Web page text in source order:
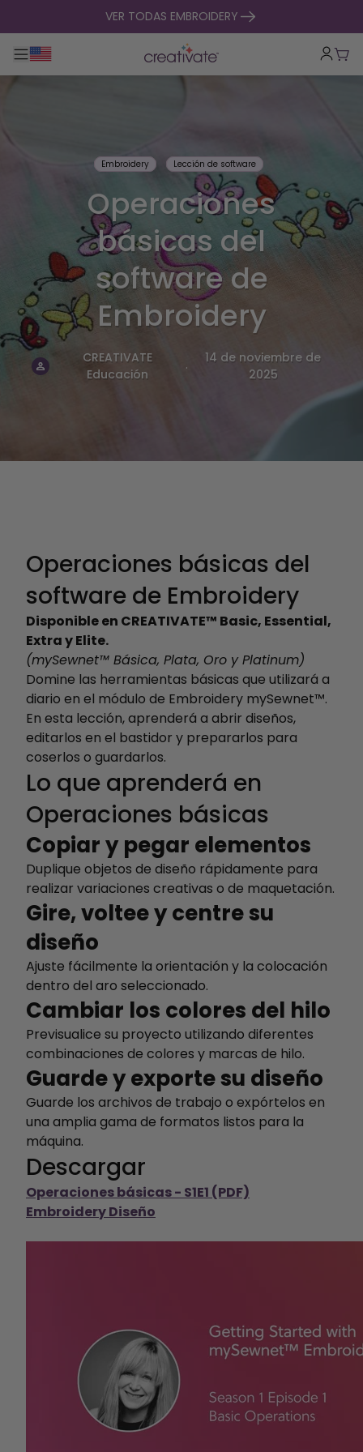
VER TODAS EMBROIDERY
Alternar navegación principal
Embroidery Lección de software
Operaciones
básicas del
software de
Embroidery
CREATIVATE
Educación
.
14 de noviembre de
2025
Operaciones básicas del
software de Embroidery
Disponible en CREATIVATE™ Basic, Essential,
Extra y Elite.
(mySewnet™ Básica, Plata, Oro y Platinum)
Domine las herramientas básicas que utilizará a
diario en el módulo de Embroidery mySewnet™.
En esta lección, aprenderá a abrir diseños,
editarlos en el bastidor y prepararlos para
coserlos o guardarlos.
Lo que aprenderá en
Operaciones básicas
Copiar y pegar elementos
Duplique objetos de diseño rápidamente para
realizar variaciones creativas o de maquetación.
Gire, voltee y centre su
diseño
Ajuste fácilmente la orientación y la colocación
dentro del aro seleccionado.
Cambiar los colores del hilo
Previsualice su proyecto utilizando diferentes
combinaciones de colores y marcas de hilo.
Guarde y exporte su diseño
Guarde los archivos de trabajo o expórtelos en
una amplia gama de formatos listos para la
máquina.
Descargar
Operaciones básicas - S1E1 (PDF)
Embroidery Diseño